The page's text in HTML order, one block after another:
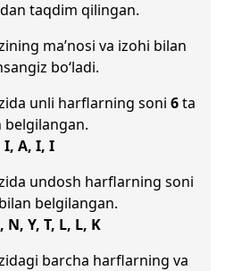
taqdim qilingan.
ma’nosi va izohi bilan
bo‘ladi.
unli harflarning soni 6ta
belgilangan.
I, A, I, I
undosh harflarning soni
belgilangan.
N, Y, T, L, L, K
barcha harflarning va